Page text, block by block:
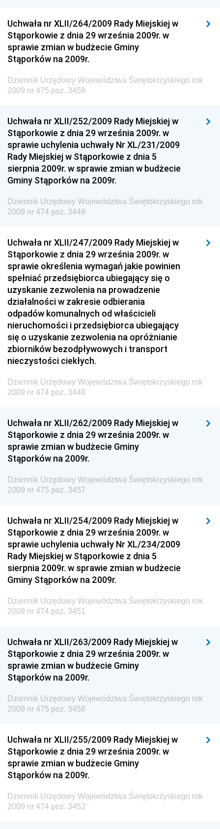
Dziennik Urzędowy Ministerstwa Rolnictwa i
Gospodarki Żywnościowej
Dziennik Urzędowy Ministra Rodziny, Pracy i Polityki
Społecznej
Dziennik Urzędowy Ministra Cyfryzacji
Budownictwa
Dziennik Urzędowy Ministra Gospodarki Morskiej i
Żeglugi Śródlądowej
Dziennik Urzędowy Ministra Energii
Dziennik Urzędowy Ministra Sprawiedliwości
Dziennik Urzędowy Wyższego Urzędu Górniczego
Dziennik Urzędowy Prezesa Urzędu Transportu
Kolejowego
Dziennik Urzędowy Ministra Przedsiębiorczości i
Technologii
Dziennik Urzędowy Ministra Inwestycji i Rozwoju
Dziennik Urzędowy Naczelnego Dyrektora Archiwów
Państwowych
Dziennik Urzędowy Ministra Finansów, Inwestycji i
Dziennik Urzędowy Ministra Klimatu
Dziennik Urzędowy Ministra Funduszy i Polityki
Regionalnej
Dziennik Urzędowy Ministra Aktywów Państwowych
Dziennik Urzędowy Ministra Zdrowia
Dziennik Urzędowy Ministra Środowiska i Głównego
Inspektora Ochrony Środowiska
Dziennik Urzędowy Ministerstwa Kultury, Dziedzictwa
Narodowego i Sportu
Dziennik Urzędowy Ministra Finansów, Funduszy i
Polityki Regionalnej
Dziennik Urzędowy Ministra Rozwoju, Pracy i
Technologii
Dziennik Urzędowy Ministra Kultury, Dziedzictwa
Dziennik Urzędowy Ministra Rodziny i Polityki
Społecznej
Dziennik Urzędowy Komendy Głównej Straży
Granicznej
Dziennik Urzędowy Głównego Inspektoratu Transportu
Drogowego
Dziennik Urzędowy Komendy Głównej Policji
Dziennik Urzędowy Ministra Pracy i Polityki
Społecznej
Dziennik Urzędowy Ministra Transportu, Budownictwa
i Gospodarki Morskiej
Uchwała nr XLII/264/2009 Rady Miejskiej w
Stąporkowie z dnia 29 września 2009r. w
sprawie zmian w budżecie Gminy
Stąporków na 2009r.
Dziennik Urzędowy Województwa Świętokrzyskiego rok
2009 nr 475 poz. 3459
Uchwała nr XLII/252/2009 Rady Miejskiej w
Stąporkowie z dnia 29 września 2009r. w
sprawie uchylenia uchwały Nr XL/231/2009
Rady Miejskiej w Stąporkowie z dnia 5
sierpnia 2009r. w sprawie zmian w budżecie
Gminy Stąporków na 2009r.
Dziennik Urzędowy Województwa Świętokrzyskiego rok
2009 nr 474 poz. 3449
Uchwała nr XLII/247/2009 Rady Miejskiej w
Stąporkowie z dnia 29 września 2009r. w
sprawie określenia wymagań jakie powinien
spełniać przedsiębiorca ubiegający się o
uzyskanie zezwolenia na prowadzenie
działalności w zakresie odbierania
odpadów komunalnych od właścicieli
nieruchomości i przedsiębiorca ubiegający
się o uzyskanie zezwolenia na opróżnianie
zbiorników bezodpływowych i transport
nieczystości ciekłych.
Dziennik Urzędowy Województwa Świętokrzyskiego rok
2009 nr 474 poz. 3448
Uchwała nr XLII/262/2009 Rady Miejskiej w
Stąporkowie z dnia 29 września 2009r. w
sprawie zmian w budżecie Gminy
Stąporków na 2009r.
Dziennik Urzędowy Województwa Świętokrzyskiego rok
2009 nr 475 poz. 3457
Uchwała nr XLII/254/2009 Rady Miejskiej w
Stąporkowie z dnia 29 września 2009r. w
sprawie uchylenia uchwały Nr XL/234/2009
Rady Miejskiej w Stąporkowie z dnia 5
sierpnia 2009r. w sprawie zmian w budżecie
Gminy Stąporków na 2009r.
Dziennik Urzędowy Województwa Świętokrzyskiego rok
2009 nr 474 poz. 3451
Uchwała nr XLII/263/2009 Rady Miejskiej w
Stąporkowie z dnia 29 września 2009r. w
sprawie zmian w budżecie Gminy
Stąporków na 2009r.
Dziennik Urzędowy Województwa Świętokrzyskiego rok
2009 nr 475 poz. 3458
Uchwała nr XLII/255/2009 Rady Miejskiej w
Stąporkowie z dnia 29 września 2009r. w
sprawie zmian w budżecie Gminy
Stąporków na 2009r.
Dziennik Urzędowy Województwa Świętokrzyskiego rok
2009 nr 474 poz. 3452